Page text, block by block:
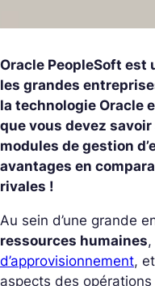
Oracle PeopleSoft est
les grandes
la technologie Oracle
que vous devez
modules de gestion
avantages en
rivales !
Au sein d’une grande
ressources humaines,
d’approvisionnement,
aspects des